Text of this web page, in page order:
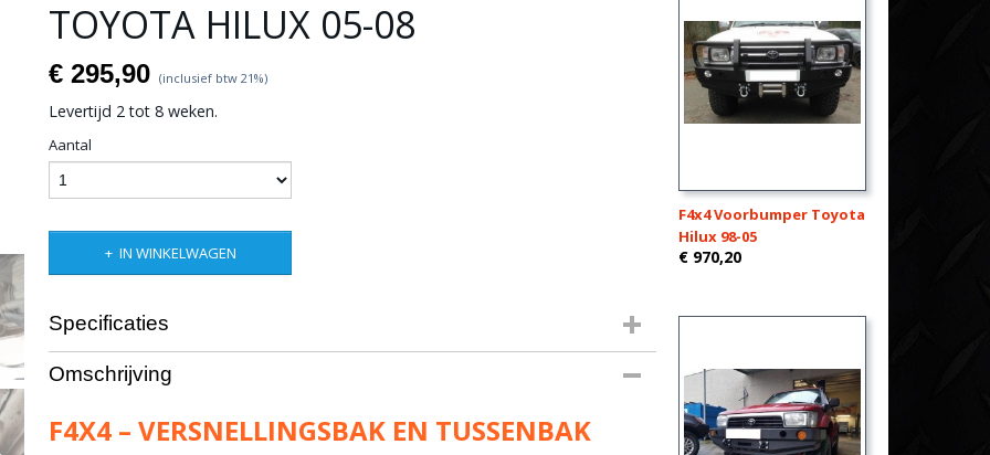
TOYOTA HILUX 05-08
€ 295,90 (inclusief btw 21%)
Levertijd 2 tot 8 weken.
Aantal
IN WINKELWAGEN
Specificaties
Bruto gewicht
Omschrijving
F4X4 – VERSNELLINGSBAK EN TUSSENBAK
F4x4 Voorbumper Toyota
Hilux 98-05
€ 970,20